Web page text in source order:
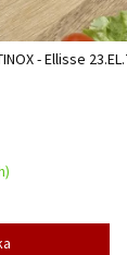
- Ellisse